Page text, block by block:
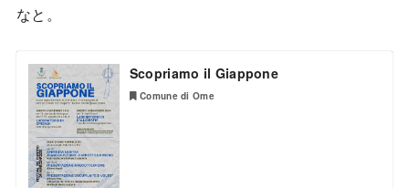
なと。
Scopriamo il Giappone
Comune di Ome